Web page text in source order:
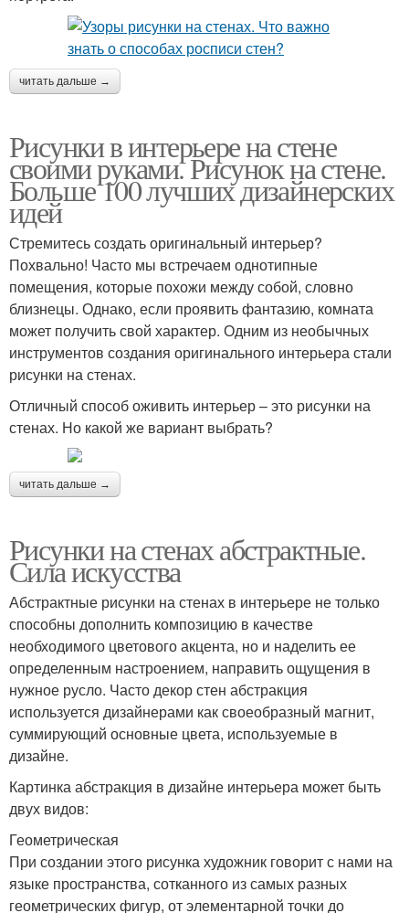
читать дальше →
Рисунки в интерьере на стене
своими руками. Рисунок на стене.
Больше 100 лучших дизайнерских
идей
Стремитесь создать оригинальный интерьер?
Похвально! Часто мы встречаем однотипные
помещения, которые похожи между собой, словно
близнецы. Однако, если проявить фантазию, комната
может получить свой характер. Одним из необычных
инструментов создания оригинального интерьера стали
рисунки на стенах.
Отличный способ оживить интерьер – это рисунки на
стенах. Но какой же вариант выбрать?
читать дальше →
Рисунки на стенах абстрактные.
Сила искусства
Абстрактные рисунки на стенах в интерьере не только
способны дополнить композицию в качестве
необходимого цветового акцента, но и наделить ее
определенным настроением, направить ощущения в
нужное русло. Часто декор стен абстракция
используется дизайнерами как своеобразный магнит,
суммирующий основные цвета, используемые в
дизайне.
Картинка абстракция в дизайне интерьера может быть
двух видов:
Геометрическая
При создании этого рисунка художник говорит с нами на
языке пространства, сотканного из самых разных
геометрических фигур, от элементарной точки до